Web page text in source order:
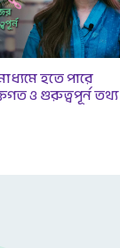
হতে পারে
ও গুরুত্বপূর্ন তথ্য